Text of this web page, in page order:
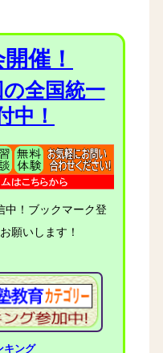
催！
全国統一
中！
中！ブックマーク登
願いします！
キング